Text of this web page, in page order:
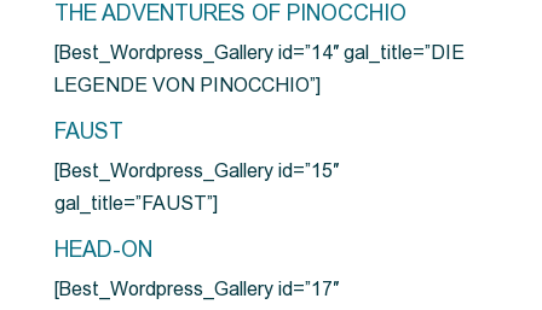
THE ADVENTURES OF PINOCCHIO
[Best_Wordpress_Gallery id=”14″ gal_title=”DIE
LEGENDE VON PINOCCHIO”]
FAUST
[Best_Wordpress_Gallery id=”15″
gal_title=”FAUST”]
HEAD-ON
[Best_Wordpress_Gallery id=”17″